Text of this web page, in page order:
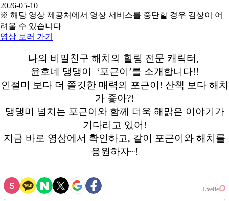
2026-05-10
※ 해당 영상 제공처에서 영상 서비스를 중단할 경우 감상이 어
려울 수 있습니다
영상 보러 가기
나의 비밀친구 해치의 힐링 전문 캐릭터,
윤호네 댕댕이 ‘포근이’를 소개합니다!!
인절미 보다 더 쫄깃한 매력의 포근이! 산책 보다 해치
가 좋아?!
댕댕미 넘치는 포근이와 함께 더욱 해맑은 이야기가
기다리고 있어!
지금 바로 영상에서 확인하고, 같이 포근이와 해치를
응원하자~!